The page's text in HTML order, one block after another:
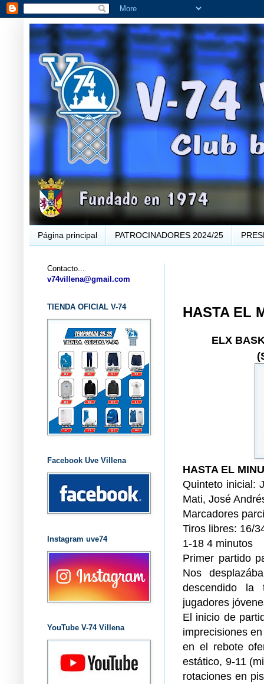
Página principal PATROCINADORES 2024/25
HASTA EL
ELX
HASTA EL
Quinteto inicial:
Mati, José
Marcadores
Tiros libres: 16/
1-18 4 minutos
Primer partido
Nos
descendido la
jugadores
El inicio de
imprecisiones
en el rebote
estático, 9-11
rotaciones en
Contacto...
v74villena@gmail.com
TIENDA OFICIAL V-74
Facebook Uve Villena
Instagram uve74
YouTube V-74 Villena